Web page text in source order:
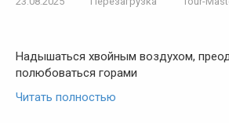
Надышаться хвойным воздухом,
полюбоваться горами
Читать полностью